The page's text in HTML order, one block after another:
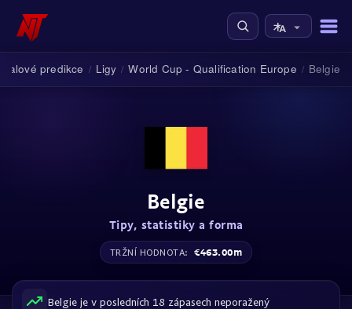
predikce / Ligy / World Cup - Qualification Europe / Belgie
Belgie
Tipy, statistiky a forma
TRŽNÍ HODNOTA: €463.00m
Belgie je v posledních 18 zápasech neporažený